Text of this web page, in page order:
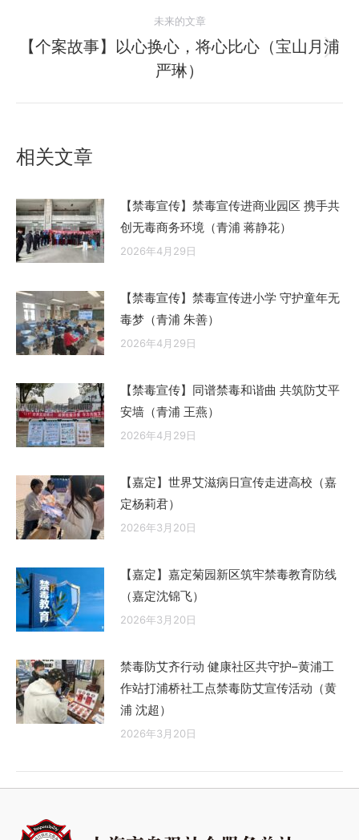
章：
未来的文章
未
来
的
【个案故事】以心换心，将心比心（宝山月浦
严琳）
相关文章
【禁毒宣传】禁毒宣传进商业园区 携手共
创无毒商务环境（青浦 蒋静花）
2026年4月29日
【禁毒宣传】禁毒宣传进小学 守护童年无
毒梦（青浦 朱善）
2026年4月29日
【禁毒宣传】同谱禁毒和谐曲 共筑防艾平
安墙（青浦 王燕）
2026年4月29日
【嘉定】世界艾滋病日宣传走进高校（嘉
定杨莉君）
2026年3月20日
【嘉定】嘉定菊园新区筑牢禁毒教育防线
（嘉定沈锦飞）
2026年3月20日
禁毒防艾齐行动 健康社区共守护–黄浦工
作站打浦桥社工点禁毒防艾宣传活动（黄
浦 沈超）
2026年3月20日